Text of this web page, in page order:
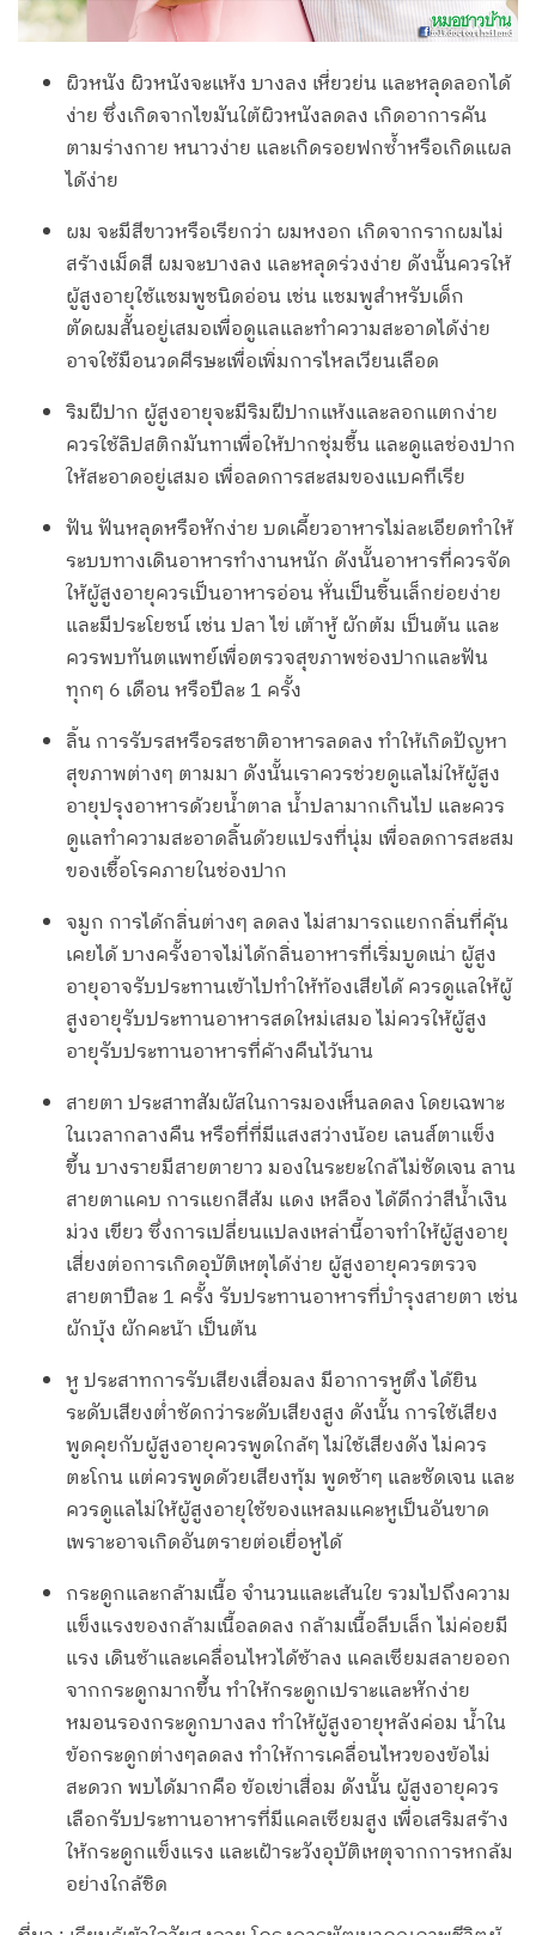
ผิวหนัง ผิวหนังจะแห้ง บางลง เหี่ยวย่น และหลุดลอกได้
ง่าย ซึ่งเกิดจากไขมันใต้ผิวหนังลดลง เกิดอาการคัน
ตามร่างกาย หนาวง่าย และเกิดรอยฟกซ้ำหรือเกิดแผล
ได้ง่าย
ผม จะมีสีขาวหรือเรียกว่า ผมหงอก เกิดจากรากผมไม่
สร้างเม็ดสี ผมจะบางลง และหลุดร่วงง่าย ดังนั้นควรให้
ผู้สูงอายุใช้แชมพูชนิดอ่อน เช่น แชมพูสำหรับเด็ก
ตัดผมสั้นอยู่เสมอเพื่อดูแลและทำความสะอาดได้ง่าย
อาจใช้มือนวดศีรษะเพื่อเพิ่มการไหลเวียนเลือด
ริมฝีปาก ผู้สูงอายุจะมีริมฝีปากแห้งและลอกแตกง่าย
ควรใช้ลิปสติกมันทาเพื่อให้ปากชุ่มชื้น และดูแลช่องปาก
ให้สะอาดอยู่เสมอ เพื่อลดการสะสมของแบคทีเรีย
ฟัน ฟันหลุดหรือหักง่าย บดเคี้ยวอาหารไม่ละเอียดทำให้
ระบบทางเดินอาหารทำงานหนัก ดังนั้นอาหารที่ควรจัด
ให้ผู้สูงอายุควรเป็นอาหารอ่อน หั่นเป็นชิ้นเล็กย่อยง่าย
และมีประโยชน์ เช่น ปลา ไข่ เต้าหู้ ผักต้ม เป็นต้น และ
ควรพบทันตแพทย์เพื่อตรวจสุขภาพช่องปากและฟัน
ทุกๆ 6 เดือน หรือปีละ 1 ครั้ง
ลิ้น การรับรสหรือรสชาติอาหารลดลง ทำให้เกิดปัญหา
สุขภาพต่างๆ ตามมา ดังนั้นเราควรช่วยดูแลไม่ให้ผู้สูง
อายุปรุงอาหารด้วยน้ำตาล น้ำปลามากเกินไป และควร
ดูแลทำความสะอาดลิ้นด้วยแปรงที่นุ่ม เพื่อลดการสะสม
ของเชื้อโรคภายในช่องปาก
จมูก การได้กลิ่นต่างๆ ลดลง ไม่สามารถแยกกลิ่นที่คุ้น
เคยได้ บางครั้งอาจไม่ได้กลิ่นอาหารที่เริ่มบูดเน่า ผู้สูง
อายุอาจรับประทานเข้าไปทำให้ท้องเสียได้ ควรดูแลให้ผู้
สูงอายุรับประทานอาหารสดใหม่เสมอ ไม่ควรให้ผู้สูง
อายุรับประทานอาหารที่ค้างคืนไว้นาน
สายตา ประสาทสัมผัสในการมองเห็นลดลง โดยเฉพาะ
ในเวลากลางคืน หรือที่ที่มีแสงสว่างน้อย เลนส์ตาแข็ง
ขึ้น บางรายมีสายตายาว มองในระยะใกล้ไม่ชัดเจน ลาน
สายตาแคบ การแยกสีส้ม แดง เหลือง ได้ดีกว่าสีน้ำเงิน
ม่วง เขียว ซึ่งการเปลี่ยนแปลงเหล่านี้อาจทำให้ผู้สูงอายุ
เสี่ยงต่อการเกิดอุบัติเหตุได้ง่าย ผู้สูงอายุควรตรวจ
สายตาปีละ 1 ครั้ง รับประทานอาหารที่บำรุงสายตา เช่น
ผักบุ้ง ผักคะน้า เป็นต้น
หู ประสาทการรับเสียงเสื่อมลง มีอาการหูตึง ได้ยิน
ระดับเสียงต่ำชัดกว่าระดับเสียงสูง ดังนั้น การใช้เสียง
พูดคุยกับผู้สูงอายุควรพูดใกล้ๆ ไม่ใช้เสียงดัง ไม่ควร
ตะโกน แต่ควรพูดด้วยเสียงทุ้ม พูดช้าๆ และชัดเจน และ
ควรดูแลไม่ให้ผู้สูงอายุใช้ของแหลมแคะหูเป็นอันขาด
เพราะอาจเกิดอันตรายต่อเยื่อหูได้
กระดูกและกล้ามเนื้อ จำนวนและเส้นใย รวมไปถึงความ
แข็งแรงของกล้ามเนื้อลดลง กล้ามเนื้อลีบเล็ก ไม่ค่อยมี
แรง เดินช้าและเคลื่อนไหวได้ช้าลง แคลเซียมสลายออก
จากกระดูกมากขึ้น ทำให้กระดูกเปราะและหักง่าย
หมอนรองกระดูกบางลง ทำให้ผู้สูงอายุหลังค่อม น้ำใน
ข้อกระดูกต่างๆลดลง ทำให้การเคลื่อนไหวของข้อไม่
สะดวก พบได้มากคือ ข้อเข่าเสื่อม ดังนั้น ผู้สูงอายุควร
เลือกรับประทานอาหารที่มีแคลเซียมสูง เพื่อเสริมสร้าง
ให้กระดูกแข็งแรง และเฝ้าระวังอุบัติเหตุจากการหกล้ม
อย่างใกล้ชิด